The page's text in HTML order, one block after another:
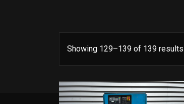
Showing 129–139 of 139 results